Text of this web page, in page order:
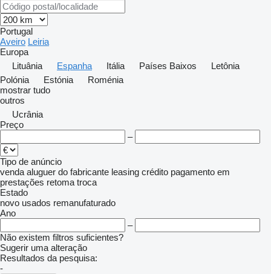
Portugal
Aveiro Leiria
Europa
Lituânia
Espanha Itália Países Baixos
Letônia
Polónia
Estónia
Roménia
mostrar tudo
outros
Ucrânia
Preço
–
Tipo de anúncio
venda aluguer do fabricante leasing crédito pagamento em
prestações retoma troca
Estado
novo usados remanufaturado
Ano
–
Não existem filtros suficientes?
Sugerir uma alteração
Resultados da pesquisa:
-